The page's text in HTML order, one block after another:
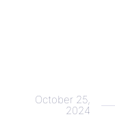
October 25,
2024